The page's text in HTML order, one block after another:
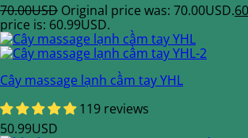
70.00USD Original price was: 70.00USD.
price is: 60.99USD.
Cây massage lạnh cầm tay YHL
119 reviews
50.99USD